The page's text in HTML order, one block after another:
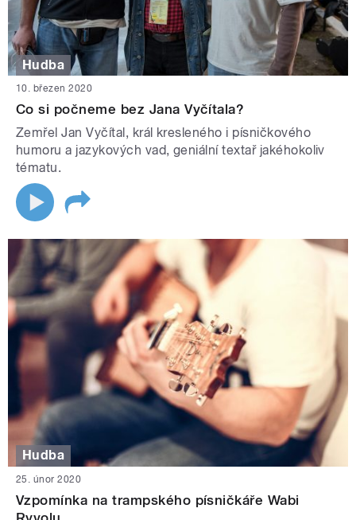
Hudba
10. březen 2020
Co si počneme bez Jana Vyčítala?
Zemřel Jan Vyčítal, král kresleného i písničkového
humoru a jazykových vad, geniální textař jakéhokoliv
tématu.
Hudba
25. únor 2020
Vzpomínka na trampského písničkáře Wabi